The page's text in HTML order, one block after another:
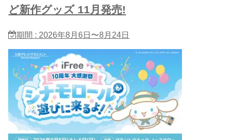
ど新作グッズ 11月発売!
期間 : 2026年8月6日〜8月24日